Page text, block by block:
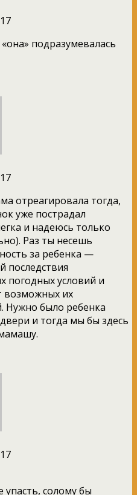
подразумевалась
отреагировала тогда,
уже пострадал
и надеюсь только
Раз ты несешь
за ребенка —
последствия
погодных условий и
возможных их
Нужно было ребенка
и тогда мы бы здесь
упасть, солому бы